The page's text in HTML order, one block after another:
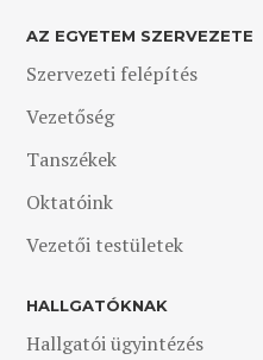
AZ EGYETEM SZERVEZETE
Szervezeti felépítés
Vezetőség
Tanszékek
Oktatóink
Vezetői testületek
HALLGATÓKNAK
Hallgatói ügyintézés